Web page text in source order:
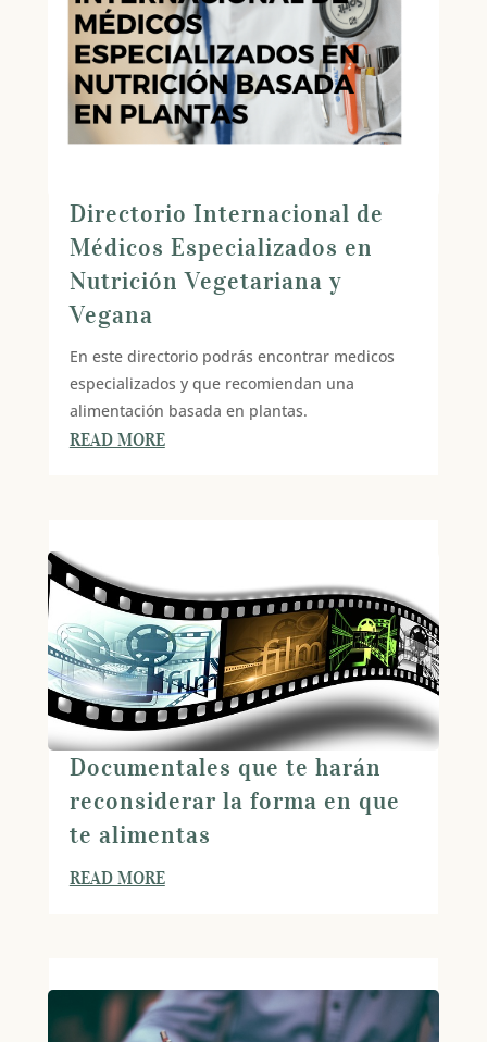
Directorio Internacional de
Médicos Especializados en
Nutrición Vegetariana y
Vegana
En este directorio podrás encontrar medicos
especializados y que recomiendan una
alimentación basada en plantas.
READ MORE
Documentales que te harán
reconsiderar la forma en que
te alimentas
READ MORE